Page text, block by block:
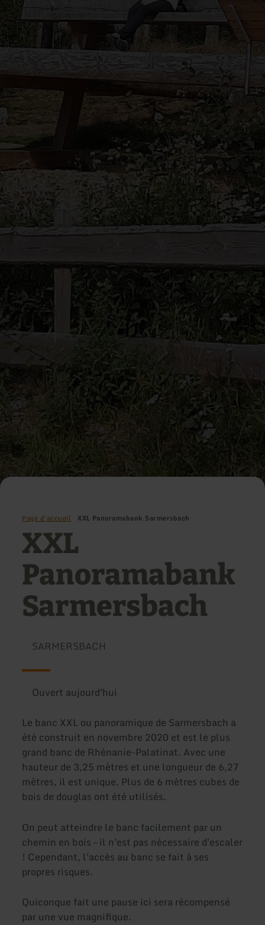
Page d'accueil XXL Panoramabank Sarmersbach
XXL
Panoramabank
Sarmersbach
SARMERSBACH
Ouvert aujourd'hui
Le banc XXL ou panoramique de Sarmersbach a
été construit en novembre 2020 et est le plus
grand banc de Rhénanie-Palatinat. Avec une
hauteur de 3,25 mètres et une longueur de 6,27
mètres, il est unique. Plus de 6 mètres cubes de
bois de douglas ont été utilisés.
On peut atteindre le banc facilement par un
chemin en bois – il n'est pas nécessaire d'escaler
! Cependant, l'accès au banc se fait à ses
propres risques.
Quiconque fait une pause ici sera récompensé
par une vue magnifique.